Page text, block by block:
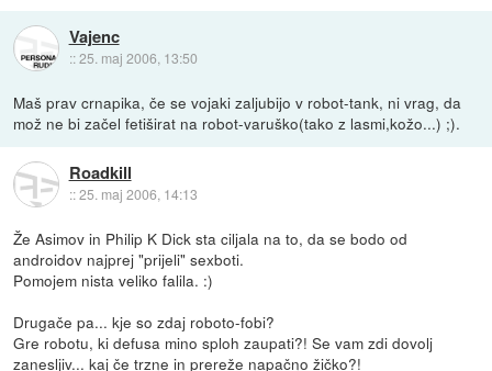
Vajenc
::25. maj 2006, 13:50
Maš prav crnapika, če se vojaki zaljubijo v robot-tank, ni vrag, da
mož ne bi začel fetiširat na robot-varuško(tako z lasmi,kožo...) ;).
Roadkill
::25. maj 2006, 14:13
Že Asimov in Philip K Dick sta ciljala na to, da se bodo od
androidov najprej "prijeli" sexboti.
Pomojem nista veliko falila. :)
Drugače pa... kje so zdaj roboto-fobi?
Gre robotu, ki defusa mino sploh zaupati?! Se vam zdi dovolj
zanesljiv... kaj če trzne in prereže napačno žičko?!